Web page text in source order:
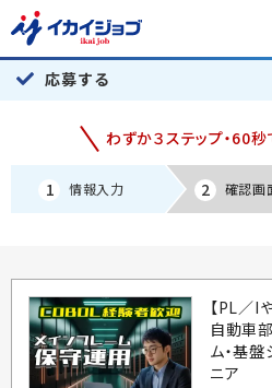
応募する
わずか３ステップ・60秒
1 情報入力 2 確認画
【PL／I
自動車
ム・基
ニア